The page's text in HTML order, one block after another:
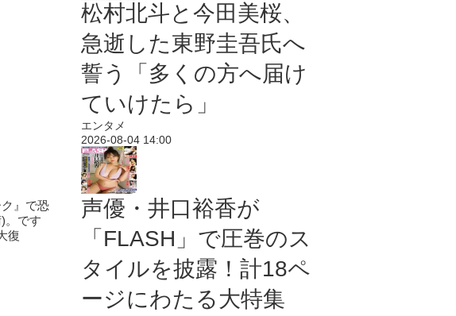
』で恐
。です
復
松村北斗と今田美桜、
急逝した東野圭吾氏へ
誓う「多くの方へ届け
ていけたら」
エンタメ
2026-08-04 14:00
声優・井口裕香が
「FLASH」で圧巻のス
タイルを披露！計18ペ
ージにわたる大特集